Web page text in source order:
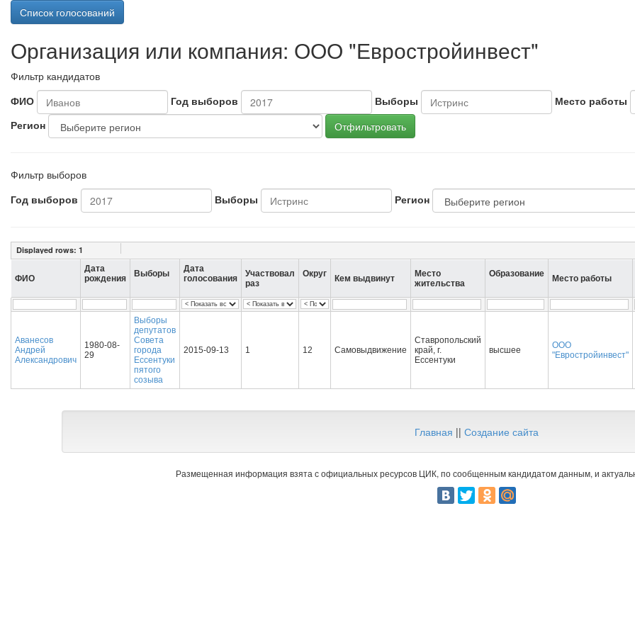
Список голосований
Организация или компания: ООО "Евростройинвест"
Фильтр кандидатов
ФИО
Год выборов Выборы
Место работы
Регион
Отфильтровать
Фильтр выборов
Год выборов
Выборы Регион
Displayed rows: 1
ФИО
Дата
рождения
Выборы
Дата
голосования
Участвовал
раз
Округ Кем выдвинут
Место
жительства
Образование Место работы
Аванесов
Андрей
Александрович
1980-08-
29
Выборы
депутатов
Совета
города
Ессентуки
пятого
созыва
2015-09-13 1 12 Самовыдвижение
Ставропольский
край, г.
Ессентуки
высшее
ООО
"Евростройинвест"
Главная || Создание сайта
Размещенная информация взята с официальных ресурсов ЦИК, по сообщенным кандидатом данным, и